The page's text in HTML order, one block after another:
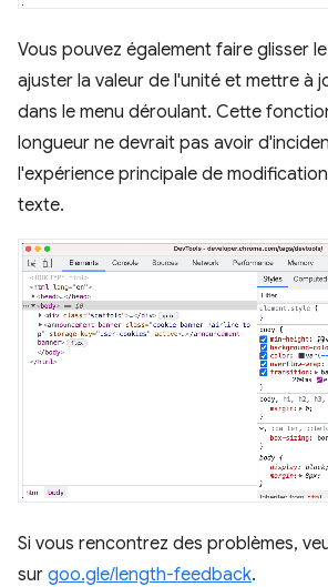
Vous pouvez également faire glisser
ajuster la valeur de l'unité et mettre à
dans le menu déroulant. Cette
longueur ne devrait pas avoir
l'expérience principale de
texte.
Si vous rencontrez des problèmes,
sur goo.gle/length-feedback.